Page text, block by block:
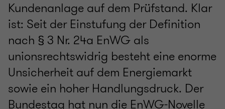
Kundenanlage auf dem Prüfstand. Klar
ist: Seit der Einstufung der Definition
nach § 3 Nr. 24a EnWG als
unionsrechtswidrig besteht eine enorme
Unsicherheit auf dem Energiemarkt
sowie ein hoher Handlungsdruck. Der
Bundestag hat nun die EnWG-Novelle